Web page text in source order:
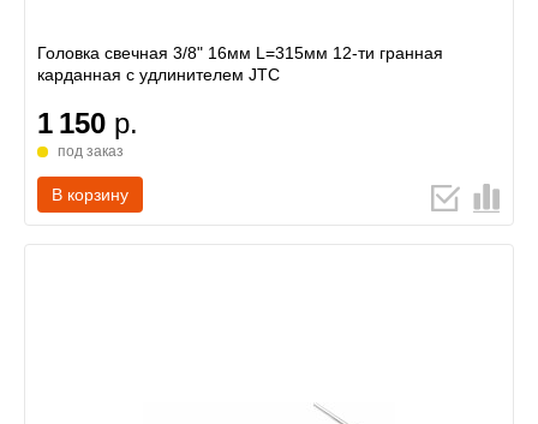
Головка свечная 3/8" 16мм L=315мм 12-ти гранная
карданная с удлинителем JTC
1 150 р.
под заказ
В корзину